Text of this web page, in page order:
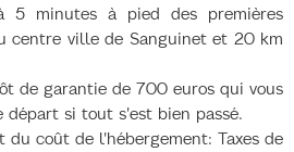
5 minutes à pied des premières
centre ville de Sanguinet et 20 km
de garantie de 700 euros qui vous
départ si tout s'est bien passé.
du coût de l'hébergement: Taxes de